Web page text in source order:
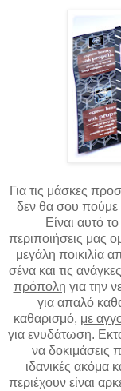
Για τις μάσκες
δεν θα σου πούμε
Είναι αυτό
περιποιήσεις μας
μεγάλη ποικιλία
σένα και τις
πρόπολη για την
για απαλό
καθαρισμό, με
για ενυδάτωση.
να δοκιμάσεις
ιδανικές ακόμα
περιέχουν είναι